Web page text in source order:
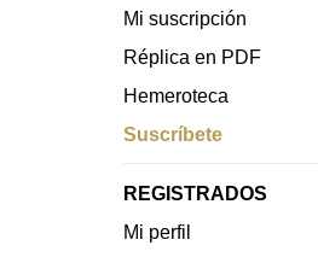
Mi suscripción
Réplica en PDF
Hemeroteca
Suscríbete
REGISTRADOS
Mi perfil